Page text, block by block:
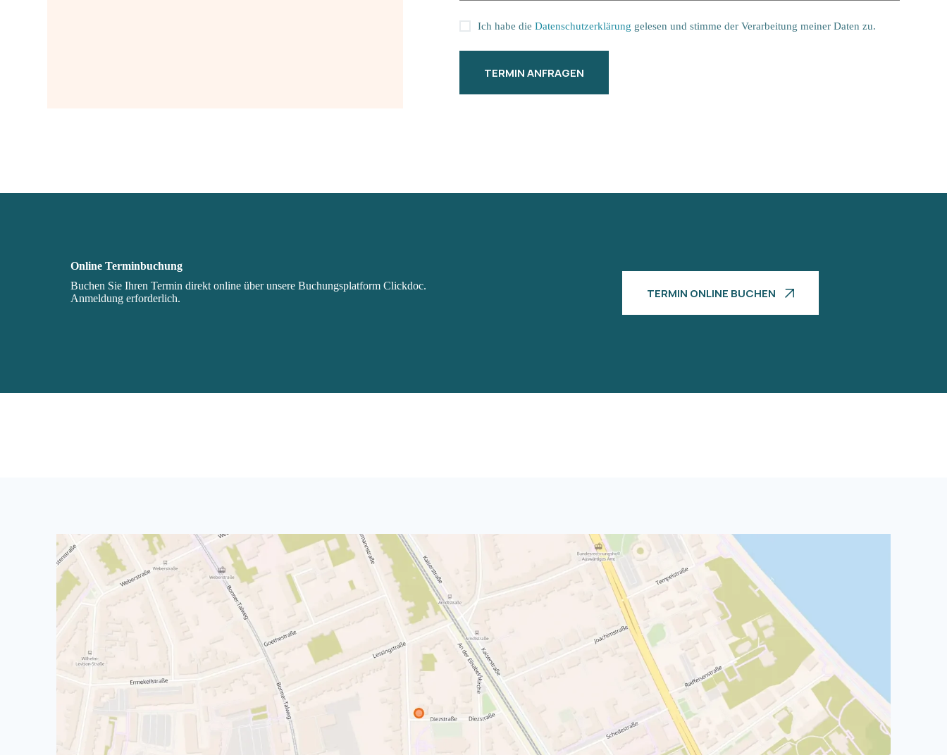
Ich habe die Datenschutzerklärung gelesen und stimme der Verarbeitung meiner Daten zu.
TERMIN ANFRAGEN
Online Terminbuchung
Buchen Sie Ihren Termin direkt online über unsere Buchungsplatform Clickdoc.
Anmeldung erforderlich.
TERMIN ONLINE BUCHEN